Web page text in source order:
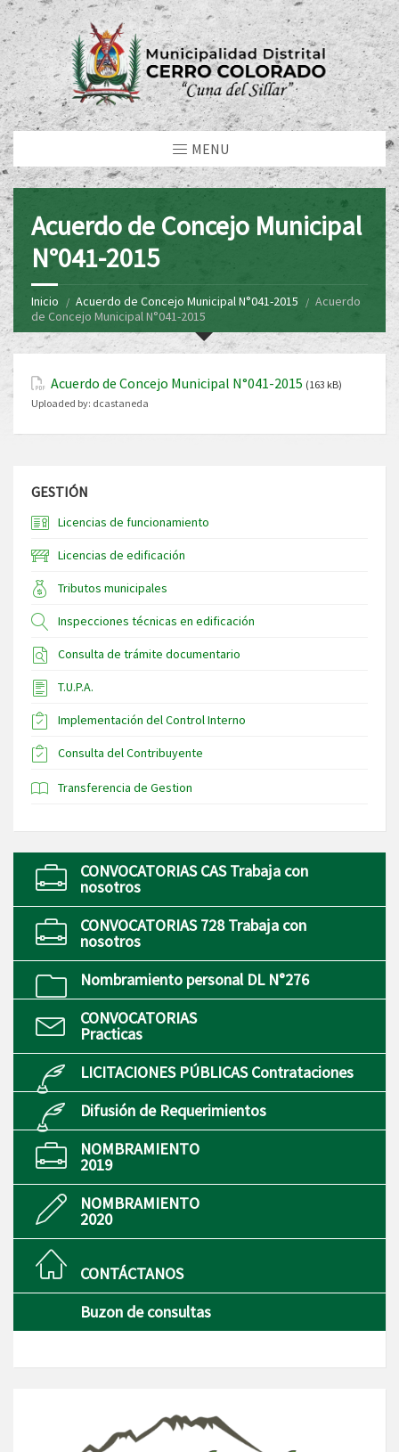
MENU
Acuerdo de Concejo Municipal
N°041-2015
Inicio Acuerdo de Concejo Municipal N°041-2015
Acuerdo
de Concejo Municipal N°041-2015
Acuerdo de Concejo Municipal N°041-2015 (163 kB)
Uploaded by: dcastaneda
GESTIÓN
Licencias de funcionamiento
Licencias de edificación
Tributos municipales
Inspecciones técnicas en edificación
Consulta de trámite documentario
T.U.P.A.
Implementación del Control Interno
Consulta del Contribuyente
Transferencia de Gestion
CONVOCATORIAS CAS Trabaja con
nosotros
CONVOCATORIAS 728 Trabaja con
nosotros
Nombramiento personal DL N°276
CONVOCATORIAS
Practicas
LICITACIONES PÚBLICAS Contrataciones
Difusión de Requerimientos
NOMBRAMIENTO
2019
NOMBRAMIENTO
2020
CONTÁCTANOS
Buzon de consultas